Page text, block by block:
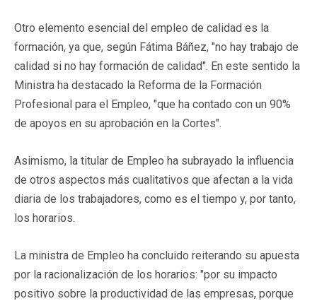
Otro elemento esencial del empleo de calidad es la
formación, ya que, según Fátima Báñez, "no hay trabajo de
calidad si no hay formación de calidad". En este sentido la
Ministra ha destacado la Reforma de la Formación
Profesional para el Empleo, "que ha contado con un 90%
de apoyos en su aprobación en la Cortes".
Asimismo, la titular de Empleo ha subrayado la influencia
de otros aspectos más cualitativos que afectan a la vida
diaria de los trabajadores, como es el tiempo y, por tanto,
los horarios.
La ministra de Empleo ha concluido reiterando su apuesta
por la racionalización de los horarios: "por su impacto
positivo sobre la productividad de las empresas, porque